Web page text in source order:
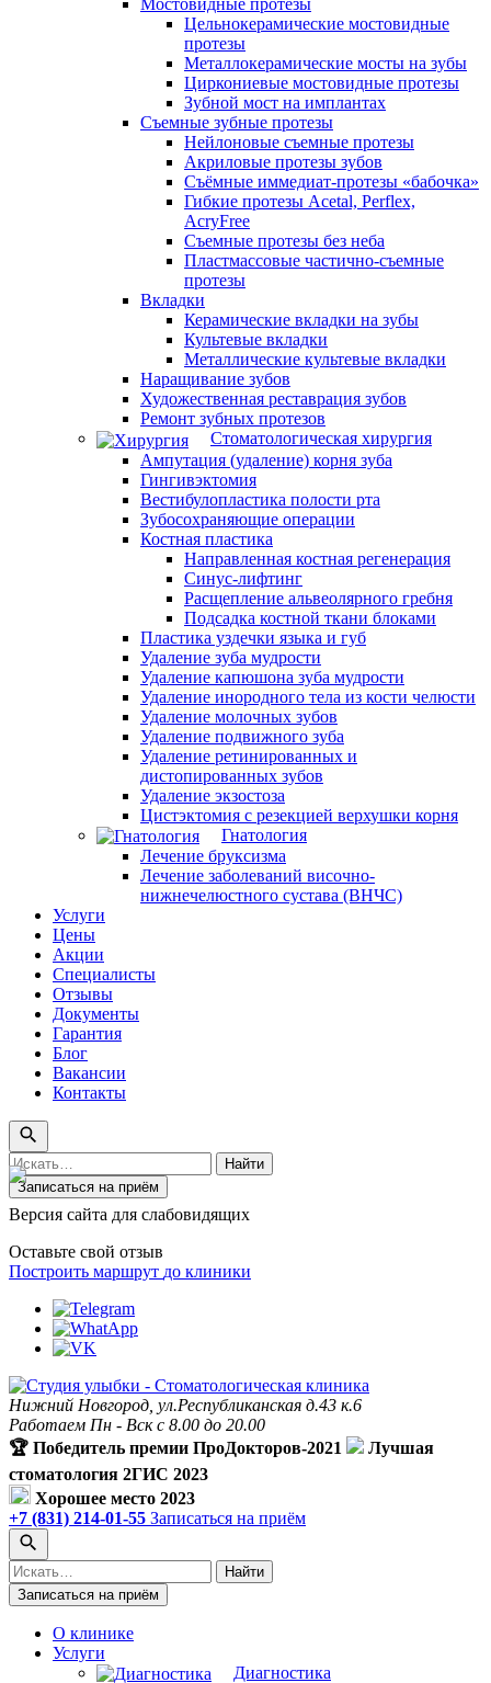
Мостовидные протезы
Цельнокерамические мостовидные
протезы
Металлокерамические мосты на зубы
Циркониевые мостовидные протезы
Зубной мост на имплантах
Съемные зубные протезы
Нейлоновые съемные протезы
Акриловые протезы зубов
Съёмные иммедиат‑протезы «бабочка»
Гибкие протезы Acetal, Perflex,
AcryFree
Съемные протезы без неба
Пластмассовые частично-съемные
протезы
Вкладки
Керамические вкладки на зубы
Культевые вкладки
Металлические культевые вкладки
Наращивание зубов
Художественная реставрация зубов
Ремонт зубных протезов
Стоматологическая хирургия
Ампутация (удаление) корня зуба
Гингивэктомия
Вестибулопластика полости рта
Зубосохраняющие операции
Костная пластика
Направленная костная регенерация
Синус-лифтинг
Расщепление альвеолярного гребня
Подсадка костной ткани блоками
Пластика уздечки языка и губ
Удаление зуба мудрости
Удаление капюшона зуба мудрости
Удаление инородного тела из кости челюсти
Удаление молочных зубов
Удаление подвижного зуба
Удаление ретинированных и
дистопированных зубов
Удаление экзостоза
Цистэктомия с резекцией верхушки корня
Гнатология
Лечение бруксизма
Лечение заболеваний височно-
нижнечелюстного сустава (ВНЧС)
Услуги
Цены
Акции
Специалисты
Отзывы
Документы
Гарантия
Блог
Вакансии
Контакты
Поиск
по
сайту
Найти
Записаться на приём
Версия сайта для слабовидящих
Оставьте свой отзыв
Построить маршрут до клиники
Нижний Новгород, ул.Республиканская д.43 к.6
Работаем Пн - Вск с 8.00 до 20.00
🏆 Победитель премии ПроДокторов-2021
Лучшая
стоматология 2ГИС 2023
Хорошее место 2023
+7 (831) 214-01-55 Записаться на приём
Поиск
по
сайту
Найти
Записаться на приём
О клинике
Услуги
Диагностика